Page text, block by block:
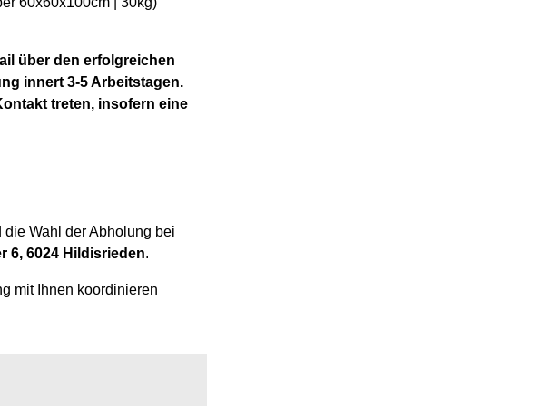
über den erfolgreichen
innert 3-5 Arbeitstagen.
treten, insofern eine
Wahl der Abholung bei
6, 6024 Hildisrieden.
mit Ihnen koordinieren